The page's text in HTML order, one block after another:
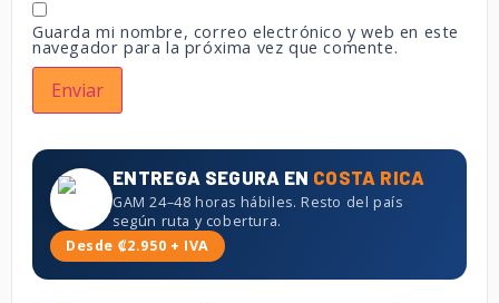
Guarda mi nombre, correo electrónico y web en este
navegador para la próxima vez que comente.
ENTREGA SEGURA EN COSTA RICA
GAM 24–48 horas hábiles. Resto del país
según ruta y cobertura.
Desde ₡2.950 + IVA